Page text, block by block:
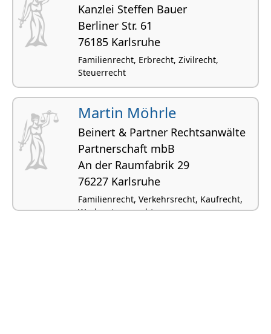
Kanzlei Steffen Bauer
Berliner Str. 61
76185 Karlsruhe
Familienrecht, Erbrecht, Zivilrecht,
Steuerrecht
Martin Möhrle
Beinert & Partner Rechtsanwälte
Partnerschaft mbB
An der Raumfabrik 29
76227 Karlsruhe
Familienrecht, Verkehrsrecht, Kaufrecht,
Werkvertragsrecht